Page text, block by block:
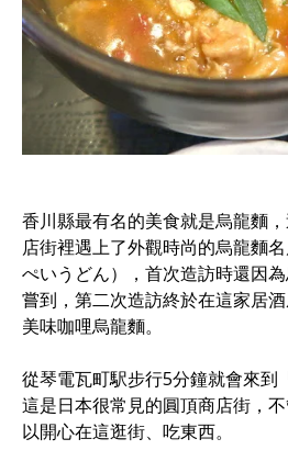
香川縣最有名的美食就是烏龍麵
店街裡遇上了外觀時尚的烏龍麵
ぺいうどん），首次造訪時還因
嘗到，第二次造訪終於在這家居
美味咖哩烏龍麵。
從琴電瓦町駅步行5分鐘就會來到
這是日本很常見的圓頂商店街，
以開心在這逛街、吃東西。